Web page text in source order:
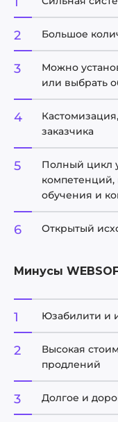
Большое
Можно
или выбрать
заказчика
Полный цикл
компетенций,
обучения и
Открытый
Минусы
Юзабилити и
Высокая
продлений
Долгое и